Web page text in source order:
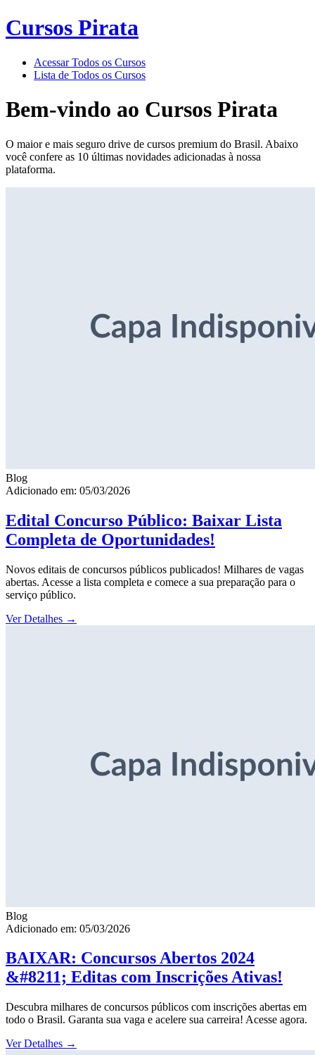
Cursos Pirata
Acessar Todos os Cursos
Lista de Todos os Cursos
Bem-vindo ao Cursos Pirata
O maior e mais seguro drive de cursos premium do Brasil. Abaixo
você confere as 10 últimas novidades adicionadas à nossa
plataforma.
Blog
Adicionado em: 05/03/2026
Edital Concurso Público: Baixar Lista
Completa de Oportunidades!
Novos editais de concursos públicos publicados! Milhares de vagas
abertas. Acesse a lista completa e comece a sua preparação para o
serviço público.
Ver Detalhes →
Blog
Adicionado em: 05/03/2026
BAIXAR: Concursos Abertos 2024
&#8211; Editas com Inscrições Ativas!
Descubra milhares de concursos públicos com inscrições abertas em
todo o Brasil. Garanta sua vaga e acelere sua carreira! Acesse agora.
Ver Detalhes →